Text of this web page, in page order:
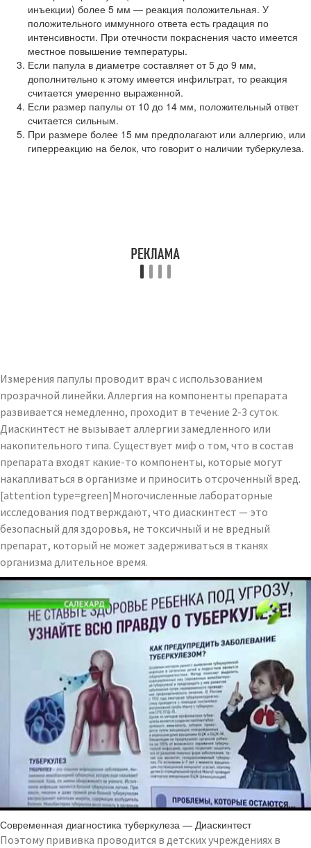
инъекции) более 5 мм — реакция положительная. У
положительного иммунного ответа есть градация по
интенсивности. При отечности покраснения часто имеется
местное повышение температуры.
Если папула в диаметре составляет от 5 до 9 мм,
дополнительно к этому имеется инфильтрат, то реакция
считается умеренно выраженной.
Если размер папулы от 10 до 14 мм, положительный ответ
считается сильным.
При размере более 15 мм предполагают или аллергию, или
гиперреакцию на белок, что говорит о наличии туберкулеза.
Измерения папулы проводит врач с использованием
прозрачной линейки. Аллергия на компоненты препарата
развивается немедленно, проходит в течение 2-3 суток.
Диаскинтест не вызывает аллергии замедленного или
накопительного типа. Существует миф о том, что в состав
препарата входят какие-то компоненты, которые могут
накапливаться в организме и приносить отсроченный вред.
[attention type=green]Многочисленные лабораторные
исследования подтверждают, что диаскинтест — это
безопасный для здоровья, не токсичный и не вредный
препарат, который не может задерживаться в тканях
организма длительное время.
Современная диагностика туберкулеза — Диаскинтест
Поэтому прививка проводится в детских учреждениях в